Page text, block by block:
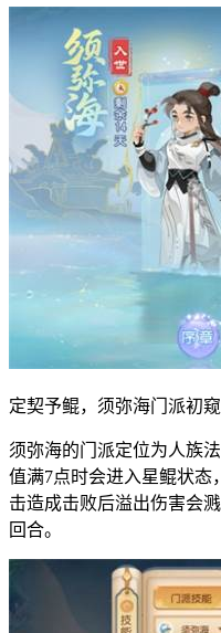
定契予鲲，须弥海门派初窥
须弥海的门派定位为人族
值满7点时会进入星鲲状态
击造成击败后溢出伤害会
回合。